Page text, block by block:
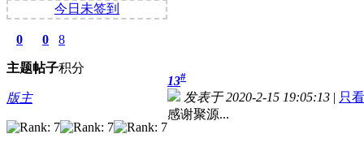
今日未签到
0
主题
0
帖子
8
积分
版主
13#
发表于 2020-2-15 19:05:13 | 只
感谢聚源...